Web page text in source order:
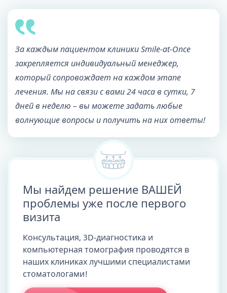
За каждым пациентом клиники Smile-at-Once
закрепляется индивидуальный менеджер,
который сопровождает на каждом этапе
лечения. Мы на связи с вами 24 часа в сутки, 7
дней в неделю – вы можете задать любые
волнующие вопросы и получить на них ответы!
Мы найдем решение ВАШЕЙ
проблемы уже после первого
визита
Консультация, 3D-диагностика и
компьютерная томография проводятся в
наших клиниках лучшими специалистами
стоматологами!